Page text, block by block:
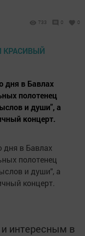
733 0 0
дня в Бавлах
полотенец
и души", а
концерт.
дня в Бавлах
полотенец
и души", а
концерт.
интересным в